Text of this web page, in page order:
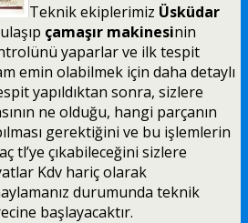
Teknik ekiplerimiz Üsküdar
çamaşır makinesinin
yaparlar ve ilk tespit
emin olabilmek için daha detaylı
yapıldıktan sonra, sizlere
ne olduğu, hangi parçanın
gerektiğini ve bu işlemlerin
tl’ye çıkabileceğini sizlere
Kdv hariç olarak
durumunda teknik
başlayacaktır.